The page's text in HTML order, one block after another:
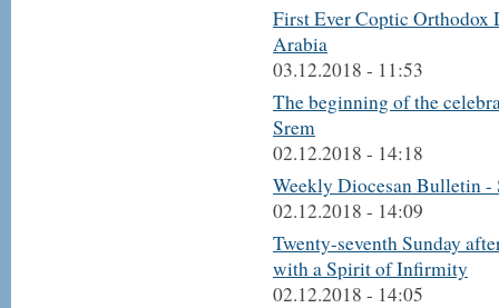
First Ever Coptic
Arabia
03.12.2018 - 11:53
The beginning of the
Srem
02.12.2018 - 14:18
Weekly Diocesan Bulletin -
02.12.2018 - 14:09
Twenty-seventh Sunday
with a Spirit of Infirmity
02.12.2018 - 14:05